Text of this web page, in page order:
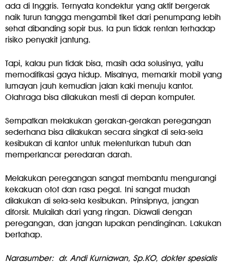
ada di Inggris. Ternyata kondektur yang aktif bergerak
naik turun tangga mengambil tiket dari penumpang lebih
sehat dibanding sopir bus. Ia pun tidak rentan terhadap
risiko penyakit jantung.
Tapi, kalau pun tidak bisa, masih ada solusinya, yaitu
memodifikasi gaya hidup. Misalnya, memarkir mobil yang
lumayan jauh kemudian jalan kaki menuju kantor.
Olahraga bisa dilakukan mesti di depan komputer.
Sempatkan melakukan gerakan-gerakan peregangan
sederhana bisa dilakukan secara singkat di sela-sela
kesibukan di kantor untuk melenturkan tubuh dan
memperlancar peredaran darah.
Melakukan peregangan sangat membantu mengurangi
kekakuan otot dan rasa pegal. Ini sangat mudah
dilakukan di sela-sela kesibukan. Prinsipnya, jangan
diforsir. Mulailah dari yang ringan. Diawali dengan
peregangan, dan jangan lupakan pendinginan. Lakukan
bertahap.
Narasumber: dr. Andi Kurniawan, Sp.KO, dokter spesialis